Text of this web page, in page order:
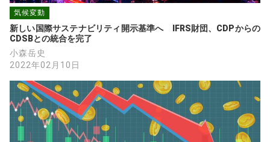
気候変動
新しい国際サステナビリティ開示基準へ　IFRS財団、CDPからの
CDSBとの統合を完了
小森岳史
2022年02月10日